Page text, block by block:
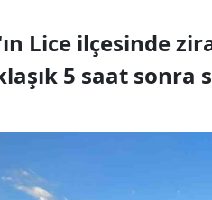
Lice ilçesinde
5 saat sonra